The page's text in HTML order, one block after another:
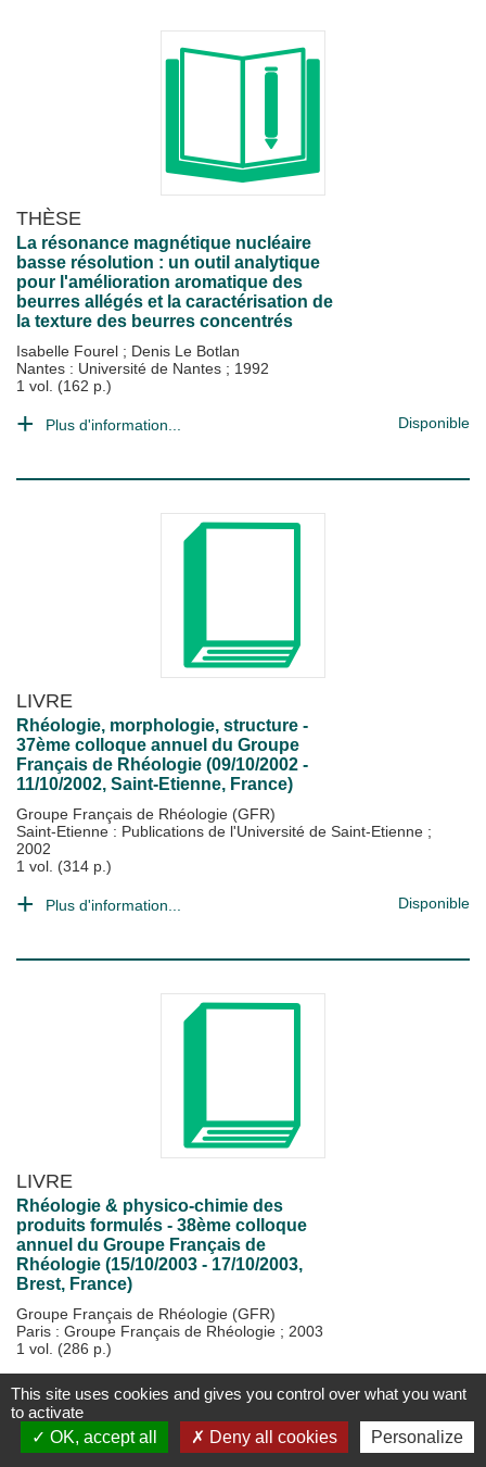
THÈSE
La résonance magnétique nucléaire
basse résolution : un outil analytique
pour l'amélioration aromatique des
beurres allégés et la caractérisation de
la texture des beurres concentrés
Isabelle Fourel ; Denis Le Botlan
Nantes : Université de Nantes ; 1992
1 vol. (162 p.)
Plus d'information... Disponible
LIVRE
Rhéologie, morphologie, structure -
37ème colloque annuel du Groupe
Français de Rhéologie (09/10/2002 -
11/10/2002, Saint-Etienne, France)
Groupe Français de Rhéologie (GFR)
Saint-Etienne : Publications de l'Université de Saint-Etienne ;
2002
1 vol. (314 p.)
Plus d'information... Disponible
LIVRE
Rhéologie & physico-chimie des
produits formulés - 38ème colloque
annuel du Groupe Français de
Rhéologie (15/10/2003 - 17/10/2003,
Brest, France)
Groupe Français de Rhéologie (GFR)
Paris : Groupe Français de Rhéologie ; 2003
1 vol. (286 p.)
Plus d'information... Disponible
This site uses cookies and gives you control over what you want
to activate
OK, accept all
Deny all cookies Personalize